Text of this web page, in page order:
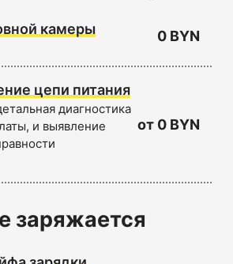
камеры 0 BYN
цепи питания
диагностика
и выявление
от 0 BYN
заряжается